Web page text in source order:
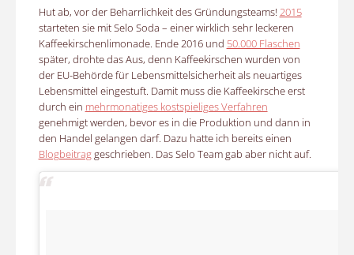
Hut ab, vor der Beharrlichkeit des Gründungsteams! 2015
starteten sie mit Selo Soda – einer wirklich sehr leckeren
Kaffeekirschenlimonade. Ende 2016 und 50.000 Flaschen
später, drohte das Aus, denn Kaffeekirschen wurden von
der EU-Behörde für Lebensmittelsicherheit als neuartiges
Lebensmittel eingestuft. Damit muss die Kaffeekirsche erst
durch ein mehrmonatiges kostspieliges Verfahren
genehmigt werden, bevor es in die Produktion und dann in
den Handel gelangen darf. Dazu hatte ich bereits einen
Blogbeitraggeschrieben. Das Selo Team gab aber nicht auf.